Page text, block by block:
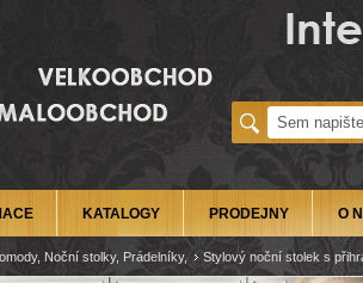
KATALOGY PRODEJNY O
Noční stolky, Prádelníky, Stylový noční stolek s